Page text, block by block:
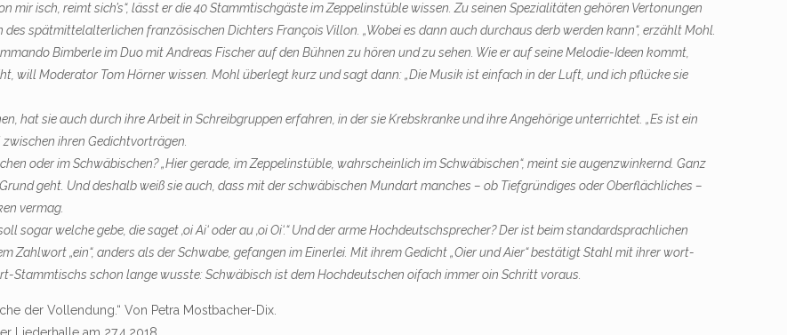
mir isch, reimt sich’s“, lässt er die 40 Stammtischgäste im Zeppelinstüble wissen. Zu seinen Spezialitäten gehören Vertonungen
spätmittelalterlichen französischen Dichters François Villon. „Wobei es dann auch durchaus derb werden kann“, erzählt Mohl.
Bimberle im Duo mit Andreas Fischer auf den Bühnen zu hören und zu sehen. Wie er auf seine Melodie-Ideen kommt,
will Moderator Tom Hörner wissen. Mohl überlegt kurz und sagt dann: „Die Musik ist einfach in der Luft, und ich pflücke sie
hat sie auch durch ihre Arbeit in Schreibgruppen erfahren, in der sie Krebskranke und ihre Angehörige unterrichtet. „Es ist ein
ihren Gedichtvorträgen.
oder im Schwäbischen? „Hier gerade, im Zeppelin­stüble, wahrscheinlich im Schwäbischen“, meint sie augenzwinkernd. Ganz
geht. Und deshalb weiß sie auch, dass mit der schwäbischen Mundart manches – ob Tiefgründiges oder Oberflächliches –
vermag.
sogar welche gebe, die saget ‚oi Ai‘ oder au ‚oi Oi‘.“ Und der arme Hochdeutschsprecher? Der ist beim standardsprachlichen
Zahlwort „ein“, anders als der Schwabe, gefangen im Einerlei. Mit ihrem Gedicht „Oier und Aier“ bestätigt Stahl mit ihrer wort­
schon lange wusste: Schwäbisch ist dem Hochdeutschen oifach immer oin Schritt voraus.
der Vollendung.“ Von Petra Mostbacher-Dix.